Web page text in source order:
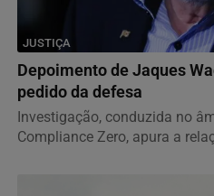
JUSTIÇA
Depoimento de Jaques
pedido da defesa
Investigação, conduzida no
Compliance Zero, apura a